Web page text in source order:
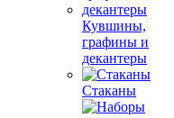
Кувшины,
графины и
декантеры
Стаканы